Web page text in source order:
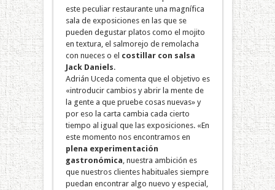
este peculiar restaurante una magnífica
sala de exposiciones en las que se
pueden degustar platos como el mojito
en textura, el salmorejo de remolacha
con nueces o el costillar con salsa
Jack Daniels.
Adrián Uceda comenta que el objetivo es
«introducir cambios y abrir la mente de
la gente a que pruebe cosas nuevas» y
por eso la carta cambia cada cierto
tiempo al igual que las exposiciones. «En
este momento nos encontramos en
plena experimentación
gastronómica, nuestra ambición es
que nuestros clientes habituales siempre
puedan encontrar algo nuevo y especial,